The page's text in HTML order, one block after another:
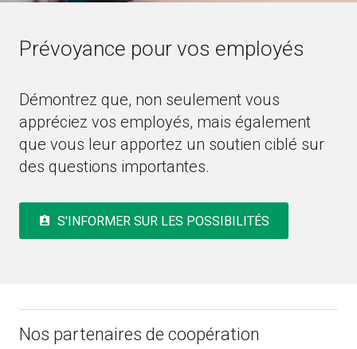
Prévoyance pour vos employés
Démontrez que, non seulement vous
appréciez vos employés, mais également
que vous leur apportez un soutien ciblé sur
des questions importantes.
assignment_ind S'INFORMER SUR LES POSSIBILITÉS
Nos partenaires de coopération